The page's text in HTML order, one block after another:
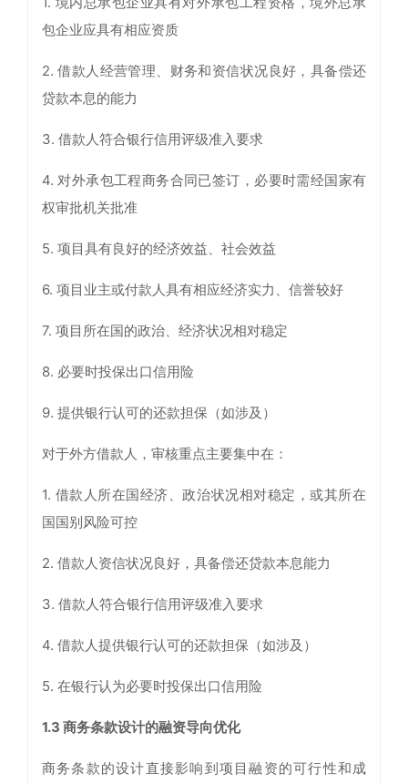
包企业应具有相应资质
2. 借款人经营管理、财务和资信状况良好，具备偿还
贷款本息的能力
3. 借款人符合银行信用评级准入要求
4. 对外承包工程商务合同已签订，必要时需经国家有
权审批机关批准
5. 项目具有良好的经济效益、社会效益
6. 项目业主或付款人具有相应经济实力、信誉较好
7. 项目所在国的政治、经济状况相对稳定
8. 必要时投保出口信用险
9. 提供银行认可的还款担保（如涉及）
对于外方借款人，审核重点主要集中在：
1. 借款人所在国经济、政治状况相对稳定，或其所在
国国别风险可控
2. 借款人资信状况良好，具备偿还贷款本息能力
3. 借款人符合银行信用评级准入要求
4. 借款人提供银行认可的还款担保（如涉及）
5. 在银行认为必要时投保出口信用险
1.3 商务条款设计的融资导向优化
商务条款的设计直接影响到项目融资的可行性和成